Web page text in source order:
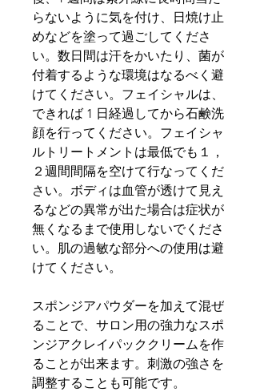
らないように気を付け、日焼け止
めなどを塗って過ごしてくださ
い。数日間は汗をかいたり、菌が
付着するような環境はなるべく避
けてください。フェイシャルは、
できれば 1 日経過してから石鹸洗
顔を行ってください。フェイシャ
ルトリートメントは最低でも１，
２週間間隔を空けて行なってくだ
さい。ボディは血管が透けて見え
るなどの異常が出た場合は症状が
無くなるまで使用しないでくださ
い。肌の過敏な部分への使用は避
けてください。
スポンジアパウダーを加えて混ぜ
ることで、サロン用の強力なスポ
ンジアクレイパッククリームを作
ることが出来ます。刺激の強さを
調整することも可能です。